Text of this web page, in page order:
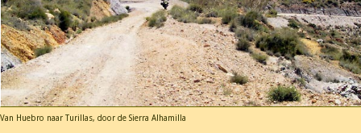
Van Huebro naar Turillas, door de Sierra Alhamilla